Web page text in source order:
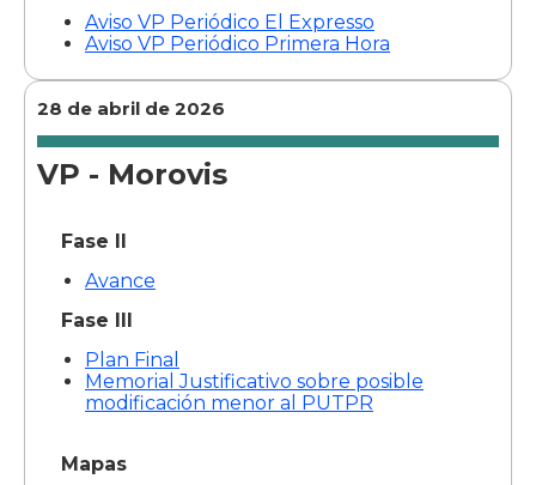
Aviso VP Periódico El Expresso
Aviso VP Periódico Primera Hora
28 de abril de 2026
VP - Morovis
Fase II
Avance
Fase III
Plan Final
Memorial Justificativo sobre posible
modificación menor al PUTPR
Mapas